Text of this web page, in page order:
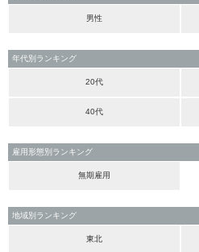
男性
年代別ランキング
20代
40代
雇用形態別ランキング
無期雇用
地域別ランキング
東北